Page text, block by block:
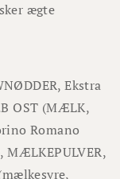
ægte
Ekstra
OST (MÆLK,
Romano
MÆLKEPULVER,